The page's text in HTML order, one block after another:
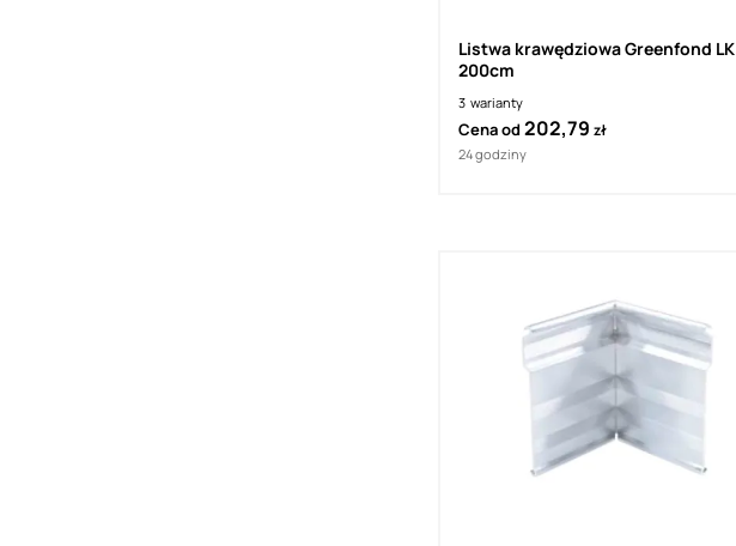
Listwa krawędziowa Greenfond LK
200cm
3 warianty
Cena od202,79 zł
24 godziny